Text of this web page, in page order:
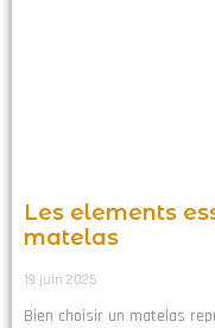
Les elements
matelas
19 juin 2025
Bien choisir un matelas